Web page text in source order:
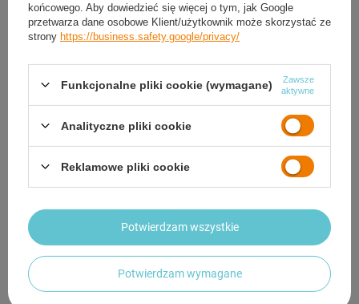
Smile - dostawy ze sklepów internetowych przy zamówieniu od50,00 złsą za
darmoWięcej informacji.
SZCZEGÓŁOWE DANE
GWARANCJA
Potrzebujesz pomocy? Masz pytania?
Zadaj pytanie a my odpowiemy niezwłocznie,
Zadaj pytanie
końcowego. Aby dowiedzieć się więcej o tym, jak Google
przetwarza dane osobowe Klient/użytkownik może skorzystać ze
strony https://business.safety.google/privacy/
Funkcjonalne pliki cookie (wymagane)
Zawsze
aktywne
Analityczne pliki cookie
Reklamowe pliki cookie
Potwierdzam wymagane
Potwierdzam wszystkie